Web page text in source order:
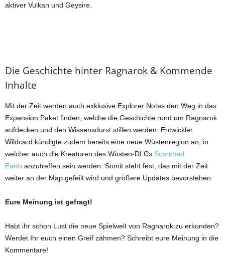
aktiver Vulkan und Geysire.
Die Geschichte hinter Ragnarok & Kommende
Inhalte
Mit der Zeit werden auch exklusive Explorer Notes den Weg in das
Expansion Paket finden, welche die Geschichte rund um Ragnarok
aufdecken und den Wissensdurst stillen werden. Entwickler
Wildcard kündigte zudem bereits eine neue Wüstenregion an, in
welcher auch die Kreaturen des Wüsten-DLCs Scorched
Earth anzutreffen sein werden. Somit steht fest, das mit der Zeit
weiter an der Map gefeilt wird und größere Updates bevorstehen.
Eure Meinung ist gefragt!
Habt ihr schon Lust die neue Spielwelt von Ragnarok zu erkunden?
Werdet Ihr euch einen Greif zähmen? Schreibt eure Meinung in die
Kommentare!